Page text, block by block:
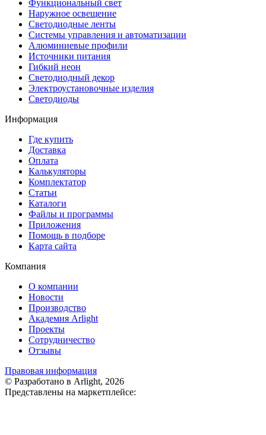
Функциональный свет
Наружное освещение
Светодиодные ленты
Системы управления и автоматизации
Алюминиевые профили
Источники питания
Гибкий неон
Светодиодный декор
Электроустановочные изделия
Светодиоды
Информация
Где купить
Доставка
Оплата
Калькуляторы
Комплектатор
Статьи
Каталоги
Файлы и программы
Приложения
Помощь в подборе
Карта сайта
Компания
О компании
Новости
Производство
Академия Arlight
Проекты
Сотрудничество
Отзывы
Правовая информация
© Разработано в Arlight, 2026
Представлены на маркетплейсе: